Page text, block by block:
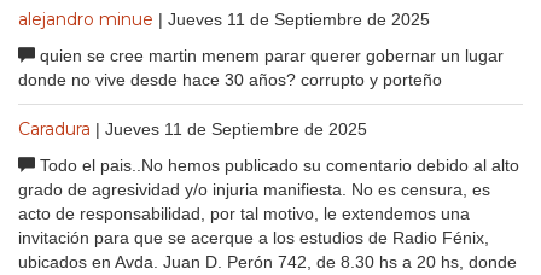
alejandro minue | Jueves 11 de Septiembre de 2025
quien se cree martin menem parar querer gobernar un lugar
donde no vive desde hace 30 años? corrupto y porteño
Caradura | Jueves 11 de Septiembre de 2025
Todo el pais..No hemos publicado su comentario debido al alto
grado de agresividad y/o injuria manifiesta. No es censura, es
acto de responsabilidad, por tal motivo, le extendemos una
invitación para que se acerque a los estudios de Radio Fénix,
ubicados en Avda. Juan D. Perón 742, de 8.30 hs a 20 hs, donde